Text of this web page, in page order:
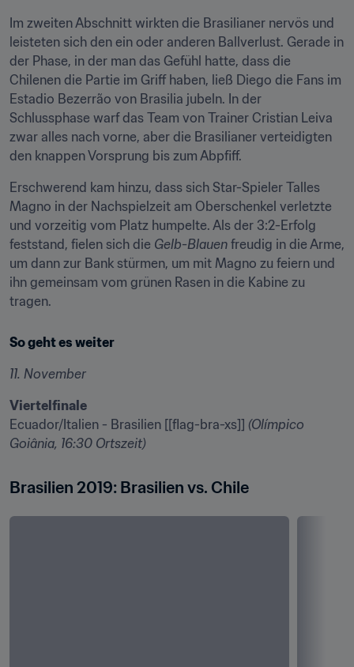
Im zweiten Abschnitt wirkten die Brasilianer nervös und
leisteten sich den ein oder anderen Ballverlust. Gerade in
der Phase, in der man das Gefühl hatte, dass die
Chilenen die Partie im Griff haben, ließ Diego die Fans im
Estadio Bezerrão von Brasilia jubeln. In der
Schlussphase warf das Team von Trainer Cristian Leiva
zwar alles nach vorne, aber die Brasilianer verteidigten
den knappen Vorsprung bis zum Abpfiff.
Erschwerend kam hinzu, dass sich Star-Spieler Talles
Magno in der Nachspielzeit am Oberschenkel verletzte
und vorzeitig vom Platz humpelte. Als der 3:2-Erfolg
feststand, fielen sich die Gelb-Blauen freudig in die Arme,
um dann zur Bank stürmen, um mit Magno zu feiern und
ihn gemeinsam vom grünen Rasen in die Kabine zu
tragen.
So geht es weiter
11. November
Viertelfinale
Ecuador/Italien - Brasilien [[flag-bra-xs]] (Olímpico
Goiânia, 16:30 Ortszeit)
Brasilien 2019: Brasilien vs. Chile